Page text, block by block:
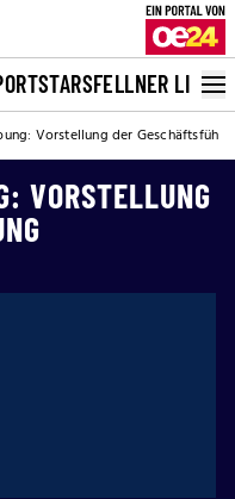
STARSFELLNER LIVE
Vorstellung der
VORSTELLUNG